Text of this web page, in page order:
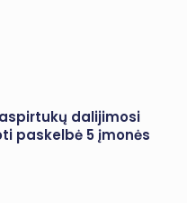
dalijimosi
paskelbė 5 įmonės